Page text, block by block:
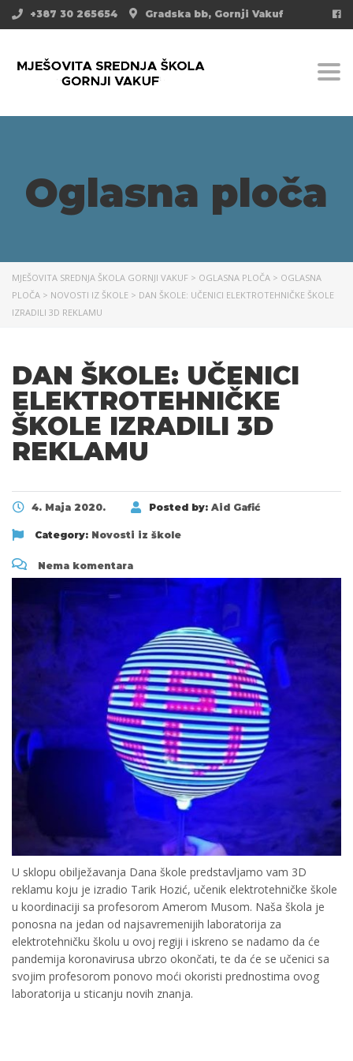
Gradska bb, Gornji Vakuf
+387 30 265654
Oglasna ploča
MJEŠOVITA SREDNJA ŠKOLA GORNJI VAKUF > OGLASNA PLOČA > OGLASNA
PLOČA > NOVOSTI IZ ŠKOLE > DAN ŠKOLE: UČENICI ELEKTROTEHNIČKE ŠKOLE
IZRADILI 3D REKLAMU
DAN ŠKOLE: UČENICI
ELEKTROTEHNIČKE
ŠKOLE IZRADILI 3D
REKLAMU
4. Maja 2020. Posted by: Aid Gafić
Category: Novosti iz škole
Nema komentara
U sklopu obilježavanja Dana škole predstavljamo vam 3D
reklamu koju je izradio Tarik Hozić, učenik elektrotehničke škole
u koordinaciji sa profesorom Amerom Musom. Naša škola je
ponosna na jedan od najsavremenijih laboratorija za
elektrotehničku školu u ovoj regiji i iskreno se nadamo da će
pandemija koronavirusa ubrzo okončati, te da će se učenici sa
svojim profesorom ponovo moći okoristi prednostima ovog
laboratorija u sticanju novih znanja.